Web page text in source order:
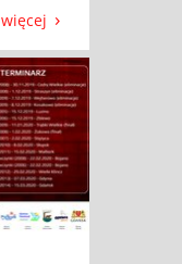
więcej